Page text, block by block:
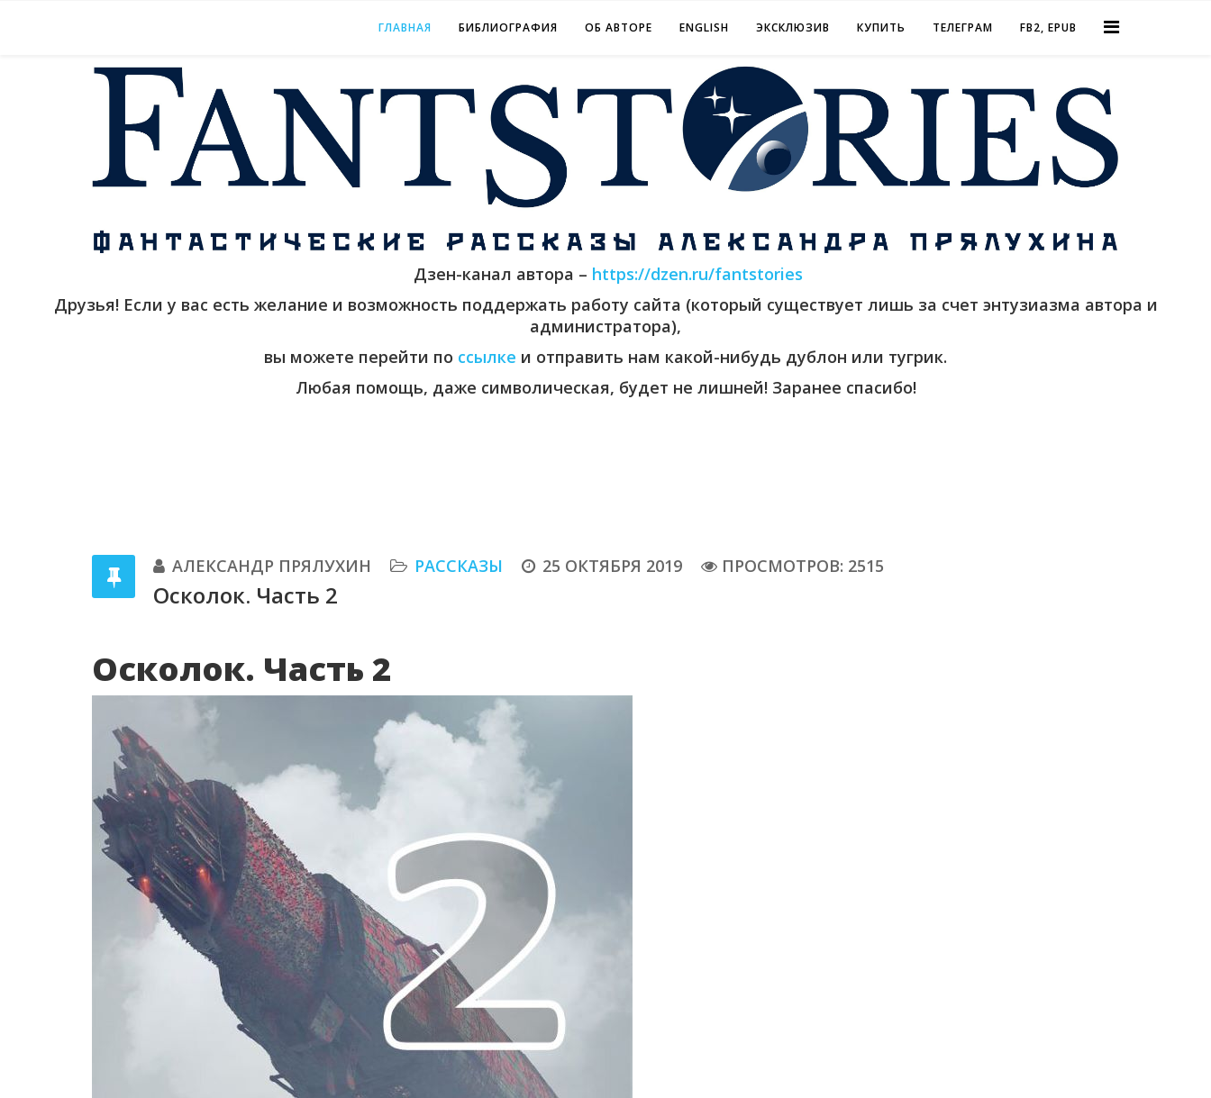
ГЛАВНАЯ БИБЛИОГРАФИЯ ОБ АВТОРЕ ENGLISH ЭКСКЛЮЗИВ КУПИТЬ ТЕЛЕГРАМ FB2, EPUB
Дзен-канал автора – https://dzen.ru/fantstories
Друзья! Если у вас есть желание и возможность поддержать работу сайта (который существует лишь за счет энтузиазма автора и
администратора),
вы можете перейти по ссылке и отправить нам какой-нибудь дублон или тугрик.
Любая помощь, даже символическая, будет не лишней! Заранее спасибо!
АЛЕКСАНДР ПРЯЛУХИН РАССКАЗЫ 25 ОКТЯБРЯ 2019 ПРОСМОТРОВ: 2515
Осколок. Часть 2
Осколок. Часть 2